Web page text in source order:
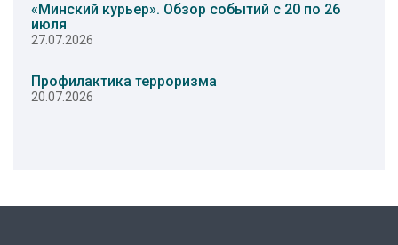
«Минский курьер». Обзор событий с 20 по 26
июля
27.07.2026
Профилактика терроризма
20.07.2026